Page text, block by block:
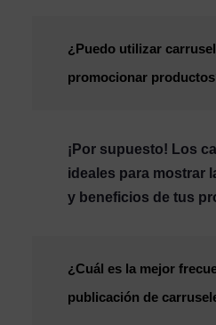
¿Puedo utilizar
promocionar
¡Por supuesto! Los
ideales para mostrar
y beneficios de tus
¿Cuál es la mejor
publicación de